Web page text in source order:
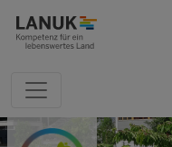
direkt zum Inhalt springen